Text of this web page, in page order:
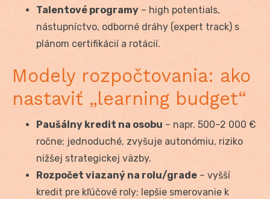
Talentové programy – high potentials,
nástupníctvo, odborné dráhy (expert track) s
plánom certifikácií a rotácií.
Modely rozpočtovania: ako
nastaviť „learning budget“
Paušálny kredit na osobu – napr. 500–2 000 €
ročne; jednoduché, zvyšuje autonómiu, riziko
nižšej strategickej väzby.
Rozpočet viazaný na rolu/grade – vyšší
kredit pre kľúčové roly; lepšie smerovanie k